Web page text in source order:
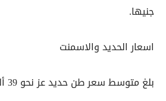
جنيها.
اسعار الحديد والاسمنت
بلغ متوسط سعر طن حديد عز نحو 39 ألفا و862 جنيها.